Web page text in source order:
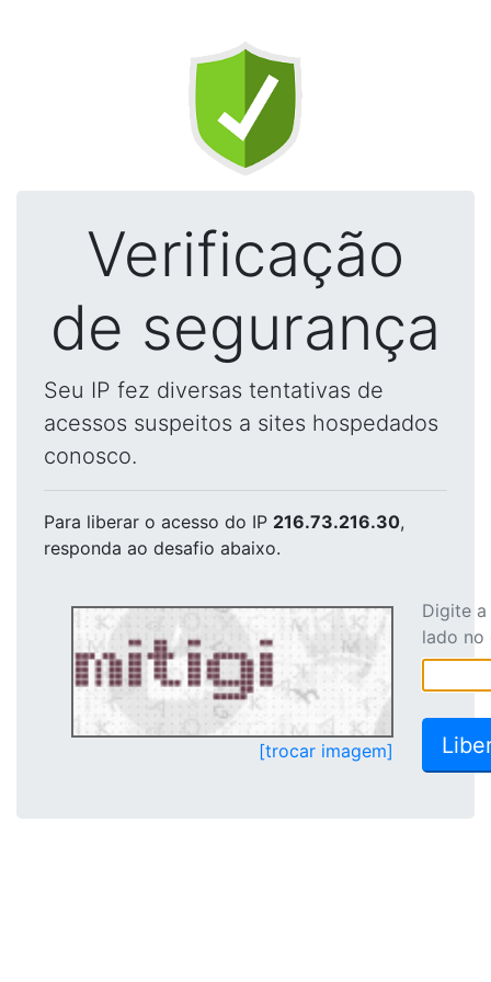
Verificação
de segurança
Seu IP fez diversas tentativas de
acessos suspeitos a sites hospedados
conosco.
Para liberar o acesso do IP 216.73.216.30,
responda ao desafio abaixo.
[trocar imagem]
Digite
lado no